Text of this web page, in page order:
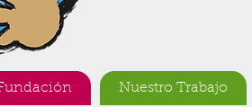
Nuestro Trabajo